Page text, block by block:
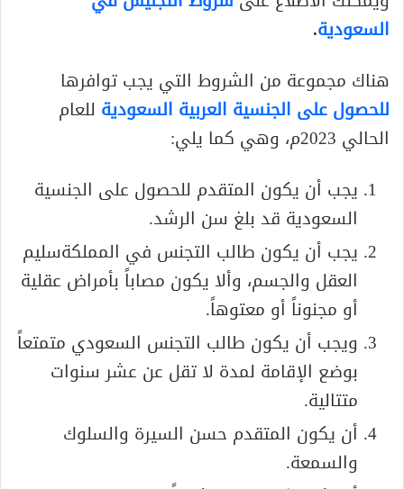
السعودية.
هناك مجموعة من الشروط التي يجب توافرها
للحصول على الجنسية العربية السعودية للعام
الحالي 2023م، وهي كما يلي:
يجب أن يكون المتقدم للحصول على الجنسية
السعودية قد بلغ سن الرشد.
يجب أن يكون طالب التجنس في المملكةسليم
العقل والجسم، وألا يكون مصاباً بأمراض عقلية
أو مجنوناً أو معتوهاً.
ويجب أن يكون طالب التجنس السعودي متمتعاً
بوضع الإقامة لمدة لا تقل عن عشر سنوات
متتالية.
أن يكون المتقدم حسن السيرة والسلوك
والسمعة.